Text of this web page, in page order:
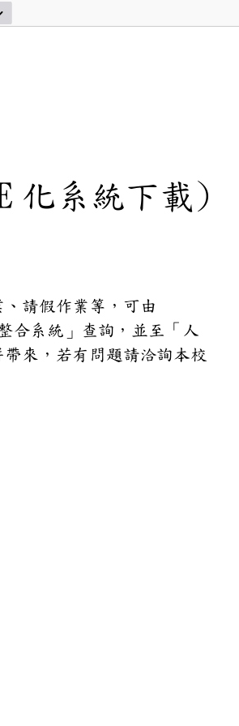
履歷表
E 化
查詢、核銷作業
選「校園 e 化
後於報到時一併